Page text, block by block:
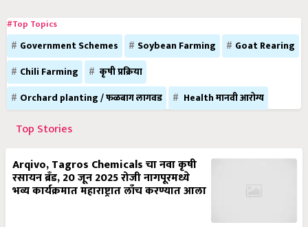
#Top Topics
Government Schemes Soybean Farming
Goat Rearing
Chili Farming
कृषी प्रक्रिया
Orchard planting / फळबाग लागवड
Health मानवी आरोग्य
Top Stories
Arqivo, Tagros Chemicals चा नवा कृषी
रसायन ब्रँड, 20 जून 2025 रोजी नागपूरमध्ये
भव्य कार्यक्रमात महाराष्ट्रात लाँच करण्यात आला